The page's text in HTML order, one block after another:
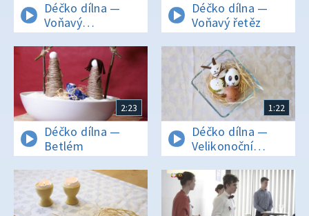
Déčko dílna —
Voňavý
stromeček
Déčko dílna —
Voňavý řetěz
2:23
Déčko dílna —
Betlém
1:22
Déčko dílna —
Velikonoční
zvířátka